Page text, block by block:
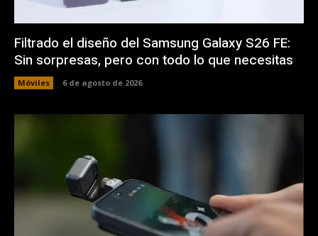
Filtrado el diseño del Samsung Galaxy S26 FE:
Sin sorpresas, pero con todo lo que necesitas
Móviles 6 de agosto de 2026